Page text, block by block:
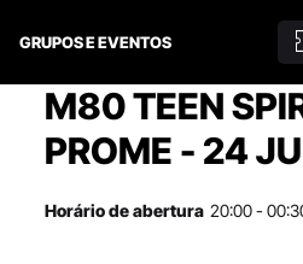
GRUPOS E EVENTOS
M80 TEEN
PROME - 24
Horário de abertura 20:00 -